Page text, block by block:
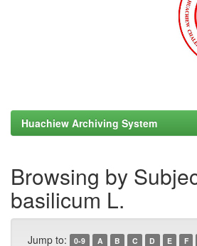
Huachiew Archiving System
Browsing by
basilicum L.
Jump to: 0-9 A B C D E F